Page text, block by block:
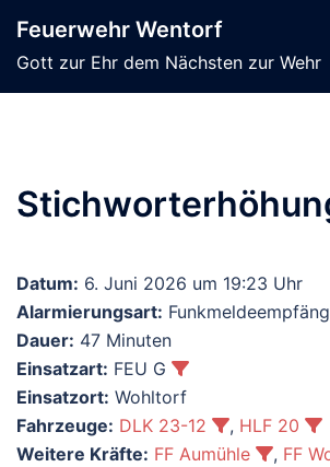
Inhalt
springen
Feuerwehr Wentorf
Gott zur Ehr dem Nächsten zur Wehr
Datum: 6. Juni 2026 um 19:23 Uhr
Alarmierungsart:
Dauer: 47 Minuten
Einsatzart: FEU G
Einsatzort: Wohltorf
Fahrzeuge: DLK 23-12 , HLF 20
Weitere Kräfte: FF Aumühle , FF